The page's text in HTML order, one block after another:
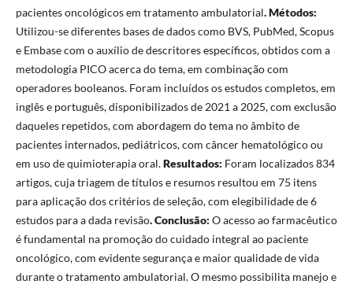
pacientes oncológicos em tratamento ambulatorial. Métodos:
Utilizou-se diferentes bases de dados como BVS, PubMed, Scopus
e Embase com o auxílio de descritores específicos, obtidos com a
metodologia PICO acerca do tema, em combinação com
operadores booleanos. Foram incluídos os estudos completos, em
inglês e português, disponibilizados de 2021 a 2025, com exclusão
daqueles repetidos, com abordagem do tema no âmbito de
pacientes internados, pediátricos, com câncer hematológico ou
em uso de quimioterapia oral.Resultados: Foram localizados 834
artigos, cuja triagem de títulos e resumos resultou em 75 itens
para aplicação dos critérios de seleção, com elegibilidade de 6
estudos para a dada revisão. Conclusão: O acesso ao farmacêutico
é fundamental na promoção do cuidado integral ao paciente
oncológico, com evidente segurança e maior qualidade de vida
durante o tratamento ambulatorial. O mesmo possibilita manejo e